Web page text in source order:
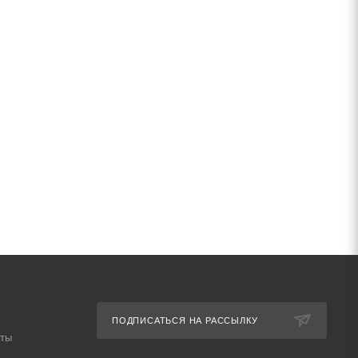
ПОДПИСАТЬСЯ НА РАССЫЛКУ